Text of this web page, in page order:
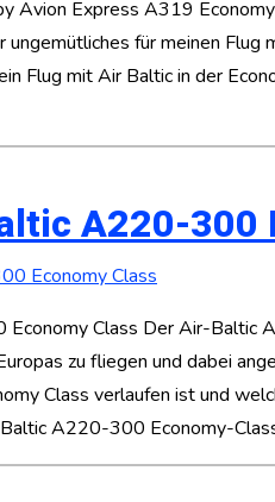
Avion Express A319
für meinen Flug
Flug mit Air Baltic in der
A220-300
Class Der Air-Baltic
zu fliegen und dabei
Class verlaufen ist und
Baltic A220-300 Economy-